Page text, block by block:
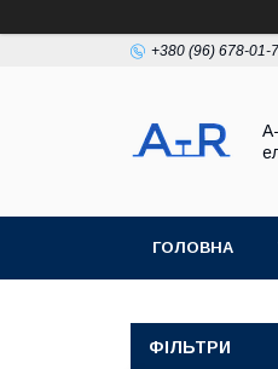
+380 (96) 678-01-
ГОЛОВНА
ФІЛЬТРИ